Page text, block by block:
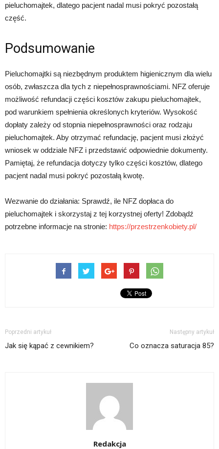
pieluchomajtek, dlatego pacjent nadal musi pokryć pozostałą
część.
Podsumowanie
Pieluchomajtki są niezbędnym produktem higienicznym dla wielu
osób, zwłaszcza dla tych z niepełnosprawnościami. NFZ oferuje
możliwość refundacji części kosztów zakupu pieluchomajtek,
pod warunkiem spełnienia określonych kryteriów. Wysokość
dopłaty zależy od stopnia niepełnosprawności oraz rodzaju
pieluchomajtek. Aby otrzymać refundację, pacjent musi złożyć
wniosek w oddziale NFZ i przedstawić odpowiednie dokumenty.
Pamiętaj, że refundacja dotyczy tylko części kosztów, dlatego
pacjent nadal musi pokryć pozostałą kwotę.
Wezwanie do działania: Sprawdź, ile NFZ dopłaca do
pieluchomajtek i skorzystaj z tej korzystnej oferty! Zdobądź
potrzebne informacje na stronie: https://przestrzenkobiety.pl/
Poprzedni artykuł
Jak się kąpać z cewnikiem?
Następny artykuł
Co oznacza saturacja 85?
Redakcja